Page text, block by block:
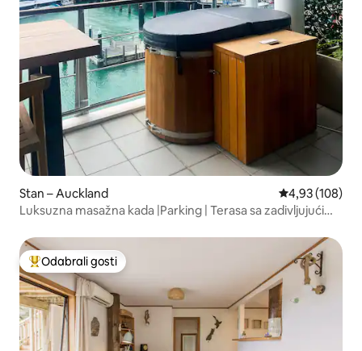
Stan – Auckland Prosječna
4,93 (108)
Luksuzna masažna kada |Parking | Terasa sa zadivljujućim
Među najviše rangiranima s oznakom „Odabrali gosti”
Odabrali gosti